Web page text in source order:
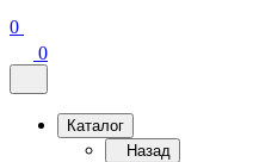
0
0
Каталог
Назад